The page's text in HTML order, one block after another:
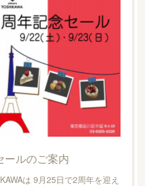
ールのご案内
は 9月25日で2周年を迎え